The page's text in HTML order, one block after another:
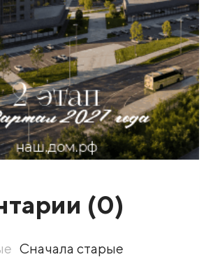
(0)
Сначала старые